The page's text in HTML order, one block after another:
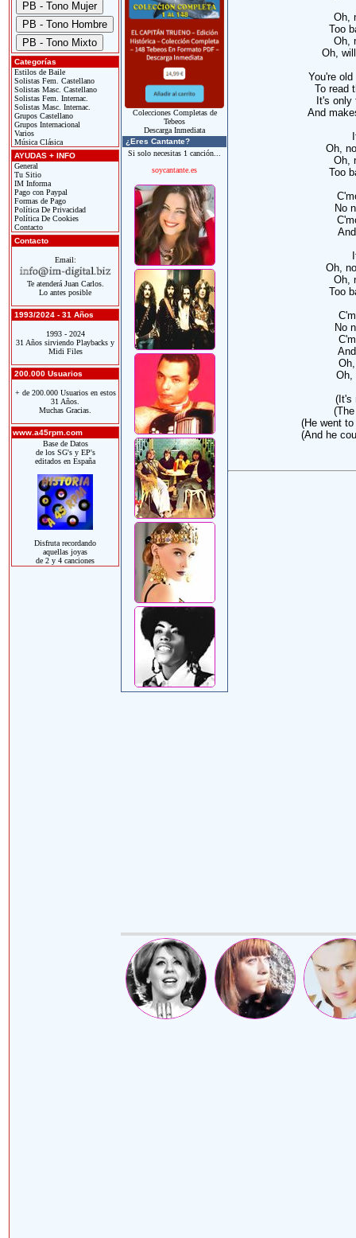
Categorías
Estilos de Baile
Solistas Fem. Castellano
Solistas Masc. Castellano
Solistas Fem. Internac.
Solistas Masc. Internac.
Grupos Castellano
Grupos Internacional
Varios
Música Clásica
AYUDAS + INFO
General
Tu Sitio
IM Informa
Pago con Paypal
Formas de Pago
Política De Privacidad
Política De Cookies
Contacto
Contacto
Email:
Te atenderá Juan Carlos.
Lo antes posible
1993/2024 - 31 Años
1993 - 2024
31 Años sirviendo Playbacks y
Midi Files
200.000 Usuarios
+ de 200.000 Usuarios en estos
31 Años.
Muchas Gracias.
www.a45rpm.com
Base de Datos
de los SG's y EP's
editados en España
Disfruta recordando
aquellas joyas
de 2 y 4 canciones
Colecciones Completas de
Tebeos
Descarga Inmediata
¿Eres Cantante?
Si solo necesitas 1 canción...
soycantante.es
Oh,
Too
Oh,
Oh,
You're
To read
It's
And
Oh,
Oh,
Too
No
Oh,
Oh,
Too
No
Oh,
(It's
(He went
(And he